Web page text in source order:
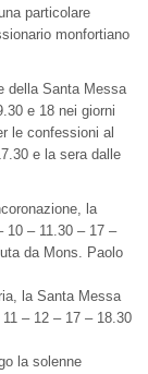
particolare
monfortiano
della Santa Messa
e 18 nei giorni
le confessioni al
e la sera dalle
la
10 – 11.30 – 17 –
da Mons. Paolo
la Santa Messa
– 12 – 17 – 18.30
la solenne